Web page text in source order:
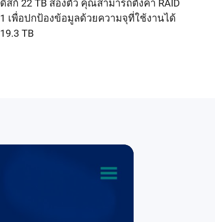
ดิสก์ 22 TB สองตัว คุณสามารถตั้งค่า RAID
1 เพื่อปกป้องข้อมูลด้วยความจุที่ใช้งานได้
19.3 TB